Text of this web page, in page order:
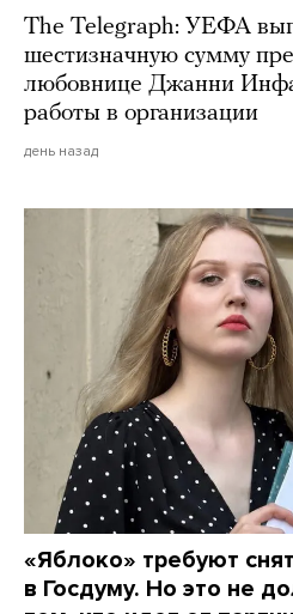
The Telegraph: УЕФА
шестизначную сумму
любовнице Джанни
работы в организации
день назад
«Яблоко» требуют
в Госдуму. Но это не